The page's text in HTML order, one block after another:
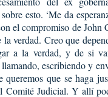
esto. ‘Me da
el compromiso de John
verdad. Creo que
a la verdad, y de si
escribiendo y
queremos que se haga
Comité Judicial. Y allí